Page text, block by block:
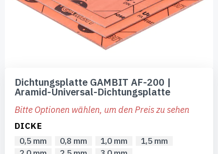
Anfang
Bildgalerie
springen
Dichtungsplatte GAMBIT AF-200 |
Aramid-Universal-Dichtungsplatte
Bitte Optionen wählen, um den Preis zu sehen
DICKE
0,5 mm
0,8 mm 1,0 mm
1,5 mm